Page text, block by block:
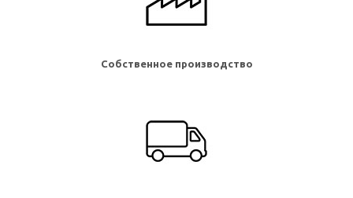
Собственное производство